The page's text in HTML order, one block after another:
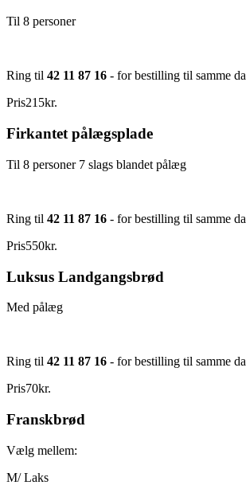
Til 8 personer
Ring til 42 11 87 16 - for bestilling til samme
Pris215kr.
Firkantet pålægsplade
Til 8 personer 7 slags blandet pålæg
Ring til 42 11 87 16 - for bestilling til samme
Pris550kr.
Luksus Landgangsbrød
Med pålæg
Ring til 42 11 87 16 - for bestilling til samme
Pris70kr.
Franskbrød
Vælg mellem:
M/ Laks